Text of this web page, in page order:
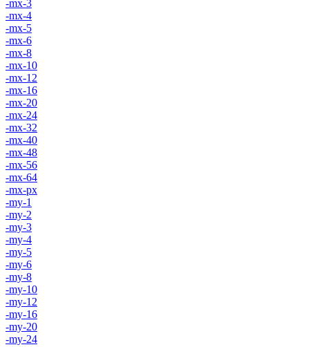
-mx-3
-mx-4
-mx-5
-mx-6
-mx-8
-mx-10
-mx-12
-mx-16
-mx-20
-mx-24
-mx-32
-mx-40
-mx-48
-mx-56
-mx-64
-mx-px
-my-1
-my-2
-my-3
-my-4
-my-5
-my-6
-my-8
-my-10
-my-12
-my-16
-my-20
-my-24